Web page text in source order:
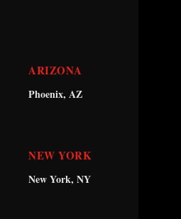
ARIZONA
Phoenix, AZ
NEW YORK
New York, NY